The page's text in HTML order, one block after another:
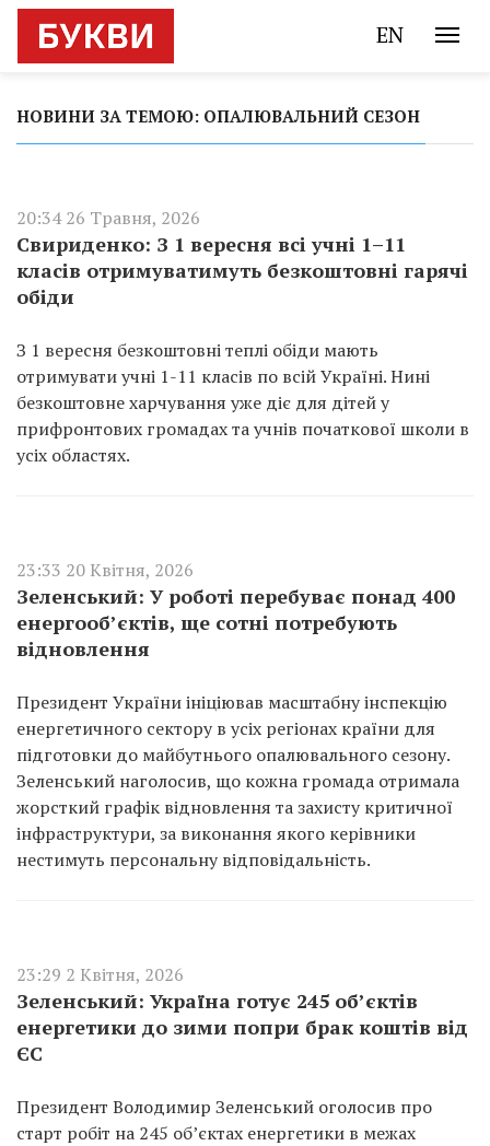
EN
НОВИНИ ЗА ТЕМОЮ: ОПАЛЮВАЛЬНИЙ СЕЗОН
20:34 26 Травня, 2026
Свириденко: З 1 вересня всі учні 1–11
класів отримуватимуть безкоштовні гарячі
обіди
З 1 вересня безкоштовні теплі обіди мають
отримувати учні 1-11 класів по всій Україні. Нині
безкоштовне харчування уже діє для дітей у
прифронтових громадах та учнів початкової школи в
усіх областях.
23:33 20 Квітня, 2026
Зеленський: У роботі перебуває понад 400
енергооб’єктів, ще сотні потребують
відновлення
Президент України ініціював масштабну інспекцію
енергетичного сектору в усіх регіонах країни для
підготовки до майбутнього опалювального сезону.
Зеленський наголосив, що кожна громада отримала
жорсткий графік відновлення та захисту критичної
інфраструктури, за виконання якого керівники
нестимуть персональну відповідальність.
23:29 2 Квітня, 2026
Зеленський: Україна готує 245 об’єктів
енергетики до зими попри брак коштів від
ЄС
Президент Володимир Зеленський оголосив про
старт робіт на 245 об’єктах енергетики в межах